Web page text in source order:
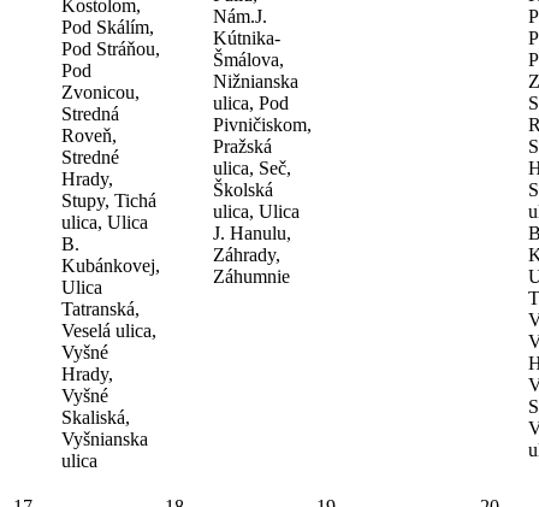
Kostolom,
Pod Skálím,
Pod Stráňou,
Pod
Zvonicou,
Stredná
Roveň,
Stredné
Hrady,
Stupy, Tichá
ulica, Ulica
B.
Kubánkovej,
Ulica
Tatranská,
Veselá ulica,
Vyšné
Hrady,
Vyšné
Skaliská,
Vyšnianska
ulica
Nám.J.
Kútnika-
Šmálova,
Nižnianska
ulica, Pod
Pivničiskom,
Pražská
ulica, Seč,
Školská
ulica, Ulica
J. Hanulu,
Záhrady,
Záhumnie